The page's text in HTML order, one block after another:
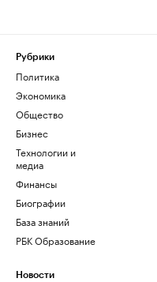
Рубрики
Политика
Экономика
Общество
Бизнес
Технологии и
медиа
Финансы
Биографии
База знаний
РБК Образование
Новости